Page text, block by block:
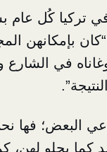
في تركيا كُل
بإمكانهن
في الشارع
البعض؛ فها
يحلو لهن،